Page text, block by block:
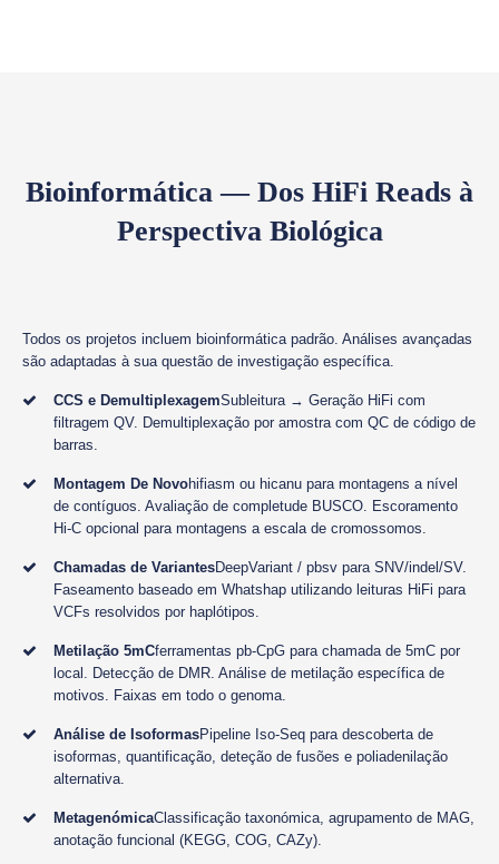
Bioinformática — Dos HiFi Reads à
Perspectiva Biológica
Todos os projetos incluem bioinformática padrão. Análises avançadas
são adaptadas à sua questão de investigação específica.
CCS e DemultiplexagemSubleitura → Geração HiFi com
filtragem QV. Demultiplexação por amostra com QC de código de
barras.
Montagem De Novohifiasm ou hicanu para montagens a nível
de contíguos. Avaliação de completude BUSCO. Escoramento
Hi-C opcional para montagens a escala de cromossomos.
Chamadas de VariantesDeepVariant / pbsv para SNV/indel/SV.
Faseamento baseado em Whatshap utilizando leituras HiFi para
VCFs resolvidos por haplótipos.
Metilação 5mCferramentas pb-CpG para chamada de 5mC por
local. Detecção de DMR. Análise de metilação específica de
motivos. Faixas em todo o genoma.
Análise de IsoformasPipeline Iso-Seq para descoberta de
isoformas, quantificação, deteção de fusões e poliadenilação
alternativa.
MetagenómicaClassificação taxonómica, agrupamento de MAG,
anotação funcional (KEGG, COG, CAZy).